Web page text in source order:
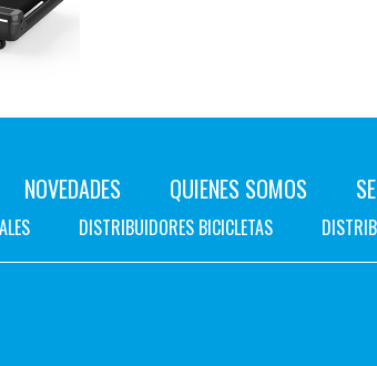
NOVEDADES QUIENES SOMOS
DISTRIBUIDORES BICICLETAS